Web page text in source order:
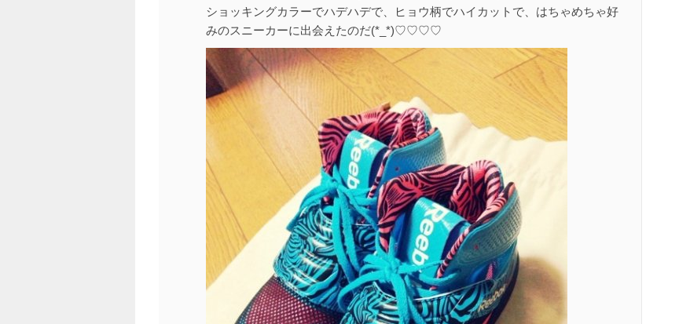
ショッキングカラーでハデハデで、ヒョウ柄でハイカットで、はちゃめちゃ好
みのスニーカーに出会えたのだ(*_*)♡♡♡♡